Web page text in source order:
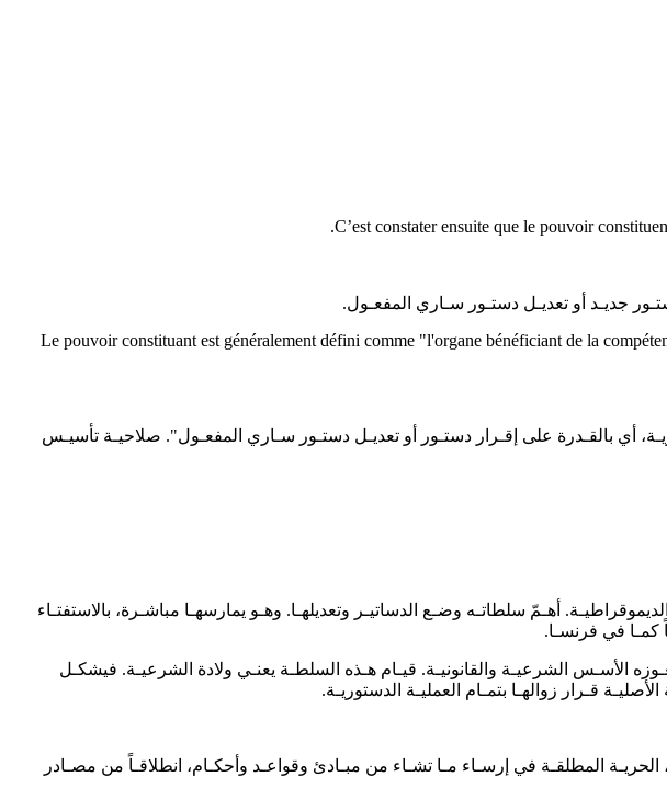
Le pouvoir constituant est généralement défini comme "l'organe bénéficiant de la
أي بالقـدرة على إقـرار دستـور أو تعديـل دستـور سـاري المفعـول". صلاحيـة تأسيـس
أهـمّ سلطاتـه وضـع الدساتيـر وتعديلهـا. وهـو يمارسهـا مباشـرة، بالاستفتـاء
كمـا في فرنسـا.
الأسـس الشرعيـة والقانونيـة. قيـام هـذه السلطـة يعنـي ولادة الشرعيـة. فيشكـل
قـرار زوالهـا بتمـام العمليـة الدستوريـة.
المطلقـة في إرسـاء مـا تشـاء من مبـادئ وقواعـد وأحكـام، انطلاقـاً من مصـادر